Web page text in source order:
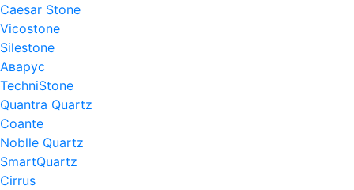
Caesar Stone
Vicostone
Silestone
Аварус
TechniStone
Quantra Quartz
Coante
Noblle Quartz
SmartQuartz
Cirrus